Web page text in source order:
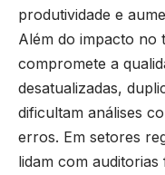
produtividade e
Além do impacto no
compromete a
desatualizadas,
dificultam análises
erros. Em setores
lidam com